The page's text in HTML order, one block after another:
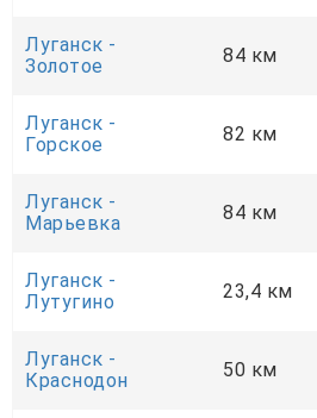
Луганск -
Золотое
84 км
Луганск -
Горское
82 км
Луганск -
Марьевка
84 км
Луганск -
Лутугино
23,4 км
Луганск -
Краснодон
50 км